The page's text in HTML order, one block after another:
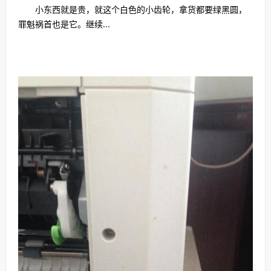
小东西就是贵，就这个白色的小齿轮，拿货都要绿黑圆，
罪魁祸首也是它。继续...